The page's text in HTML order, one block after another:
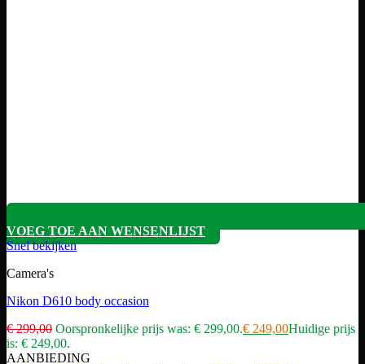
VOEG TOE AAN WENSENLIJST
Snel bekijken
Camera's
Nikon D610 body occasion
€299,00 Oorspronkelijke prijs was: € 299,00.€ 249,00Huidige prijs
is: € 249,00.
AANBIEDING